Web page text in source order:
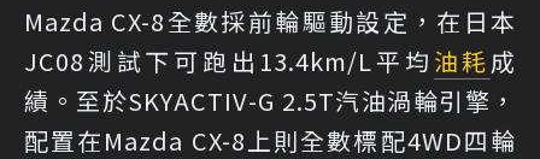
Mazda CX-8全數採前輪驅動設定，在日本
JC08測試下可跑出13.4km/L平均 油耗成
績。至於SKYACTIV-G 2.5T汽油渦輪引擎，
配置在Mazda CX-8上則全數標配4WD四輪